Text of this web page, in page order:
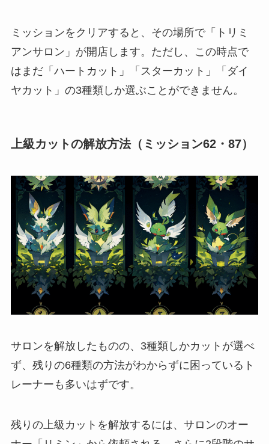
ミッションをクリアすると、その場所で「トリミ
アンサロン」が開店します。ただし、この時点で
はまだ「ハートカット」「スターカット」「ダイ
ヤカット」の3種類しか選ぶことができません。
上級カットの解放方法（ミッション62・87）
サロンを解放したものの、3種類しかカットが選べ
ず、残りの6種類の方法がわからずに困っているト
レーナーも多いはずです。
残りの上級カットを解放するには、サロンのオー